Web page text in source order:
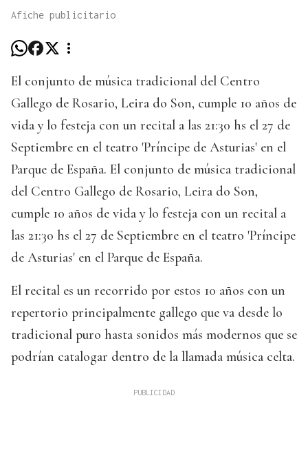
Afiche publicitario
El conjunto de música tradicional del Centro
Gallego de Rosario, Leira do Son, cumple 10 años de
vida y lo festeja con un recital a las 21:30 hs el 27 de
Septiembre en el teatro 'Príncipe de Asturias' en el
Parque de España. El conjunto de música tradicional
del Centro Gallego de Rosario, Leira do Son,
cumple 10 años de vida y lo festeja con un recital a
las 21:30 hs el 27 de Septiembre en el teatro 'Príncipe
de Asturias' en el Parque de España.
El recital es un recorrido por estos 10 años con un
repertorio principalmente gallego que va desde lo
tradicional puro hasta sonidos más modernos que se
podrían catalogar dentro de la llamada música celta.